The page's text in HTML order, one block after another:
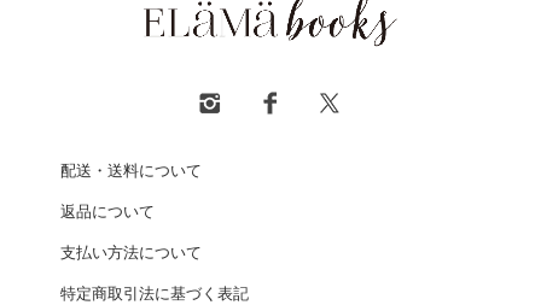
配送・送料について
返品について
支払い方法について
特定商取引法に基づく表記